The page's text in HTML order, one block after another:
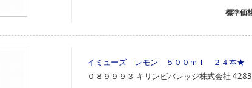
標準価
イミューズ レモン ５００ｍｌ ２４本★
０８９９９３ キリンビバレッジ株式会社